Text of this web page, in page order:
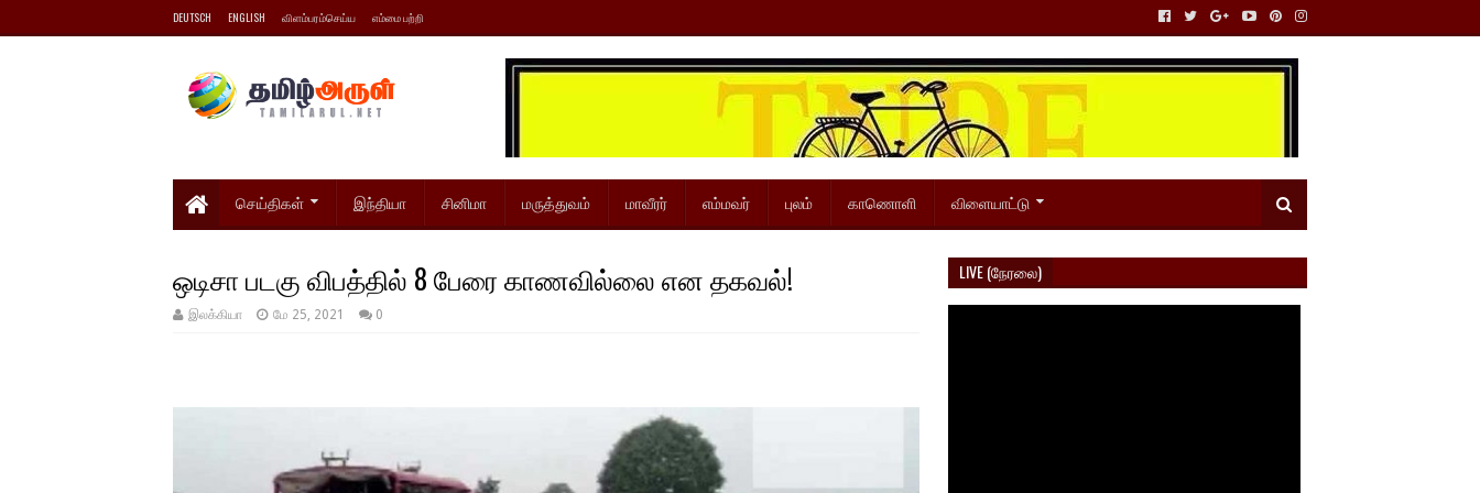
DEUTSCH ENGLISH விளம்பரம்செய்ய எம்மை பற்றி
செய்திகள் இந்தியா சினிமா மருத்துவம் மாவீரர் எம்மவர் புலம் காணொளி விளையாட்டு
ஒடிசா படகு விபத்தில் 8 பேரை காணவில்லை என தகவல்!
இலக்கியா மே 25, 2021 0
LIVE (நேரலை)